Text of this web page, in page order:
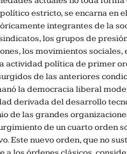
estricto, se encarna en
integrantes de la
los grupos de
los movimientos sociales,
actividad política de primer
de las anteriores
la democracia liberal
derivada del desarrollo
de las grandes
de un cuarto orden
Este nuevo orden, que no